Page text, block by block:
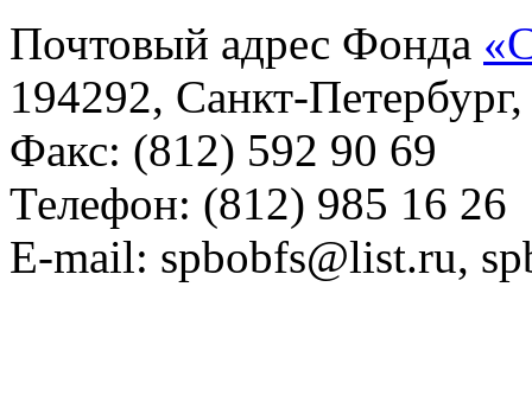
Почтовый адрес Фонда
194292, Санкт-
Факс: (812) 592 90 69
Телефон: (812) 985 16 26
E-mail: spbobfs@list.ru,